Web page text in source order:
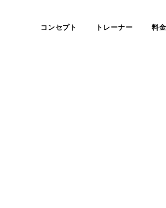
コンセプト トレーナー 料